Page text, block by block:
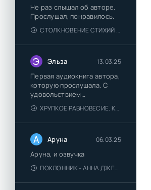
Не раз слышал об авторе.
Прослушал, понравилось.
СТОЛКНОВЕНИЕ СТИХИЙ - ВАЛЕРИЙ ГУМИНСКИЙ
Э Эльза 13.03.25
Первая аудиокнига автора,
которую прослушала. С
удовольствием
познакомлюсь и с другими.
ХРУПКОЕ РАВНОВЕСИЕ. КНИГА 1 - АНА ШЕРРИ
А Аруна 06.03.25
Аруна, и озвучка
ПОКЛОННИК - АННА ДЖЕЙН